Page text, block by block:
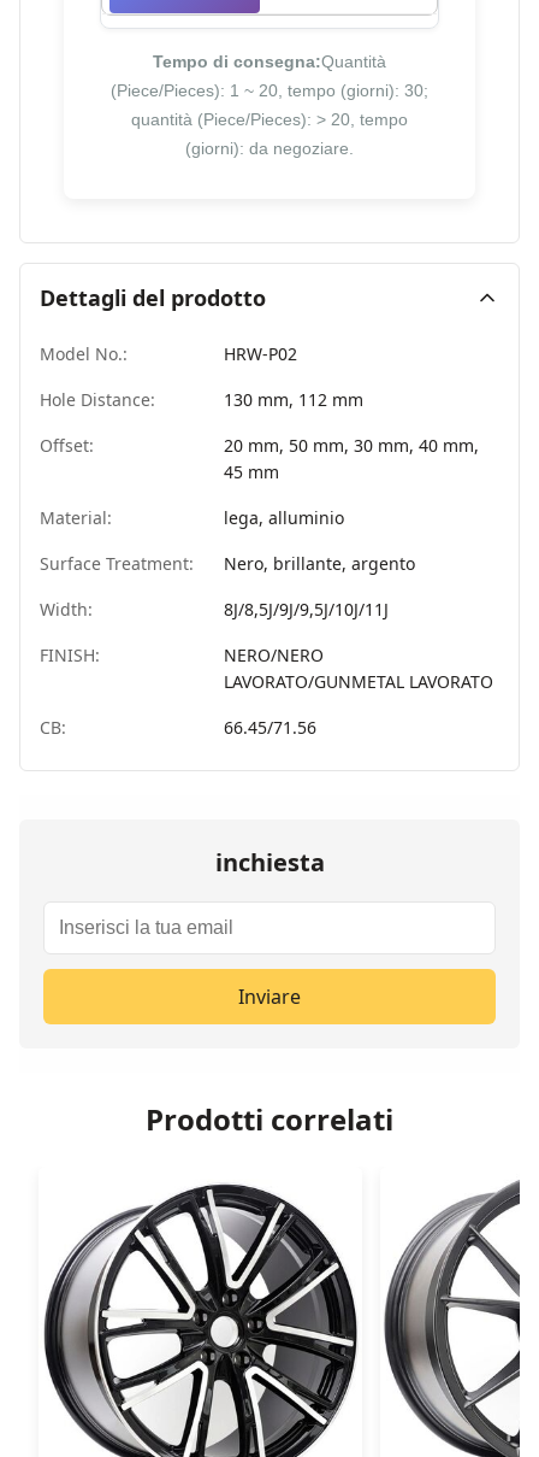
Tempo di consegna:Quantità
(Piece/Pieces): 1 ~ 20, tempo (giorni): 30;
quantità (Piece/Pieces): > 20, tempo
(giorni): da negoziare.
Dettagli del prodotto
Model No.:
HRW-P02
Hole Distance:
130 mm, 112 mm
Offset:
20 mm, 50 mm, 30 mm, 40 mm,
45 mm
Material:
lega, alluminio
Surface Treatment:
Nero, brillante, argento
Width:
8J/8,5J/9J/9,5J/10J/11J
FINISH:
NERO/NERO
LAVORATO/GUNMETAL LAVORATO
CB:
66.45/71.56
inchiesta
Inviare
Prodotti correlati